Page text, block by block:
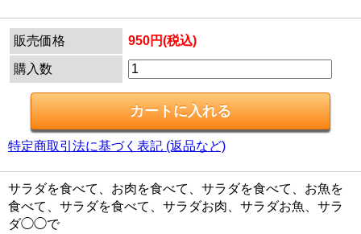
販売価格 950円(税込)
購入数
特定商取引法に基づく表記 (返品など)
サラダを食べて、お肉を食べて、サラダを食べて、お魚を
食べて、サラダを食べて、サラダお肉、サラダお魚、サラ
ダ◯◯で